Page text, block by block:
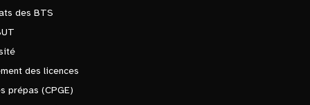
des BTS
des licences
prépas (CPGE)